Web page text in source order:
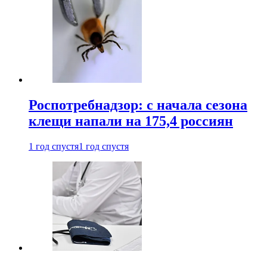
Роспотребнадзор: с начала сезона
клещи напали на 175,4 россиян
1 год спустя1 год спустя